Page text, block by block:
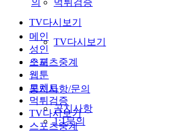
먹튀검증
TV다시보기
TV다시보기
스포츠중계
공지사항/문의
공지사항
1:1문의
의
메인
성인
오피
웹툰
토렌트
먹튀검증
TV다시보기
스포츠중계